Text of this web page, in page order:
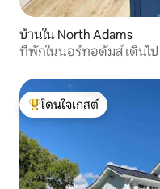
บ้านใน North Adams
ที่พักในนอร์ทอดัมส์ เดินไป
โดนใจเกสต์ที่สุด
โดนใจเกสต์